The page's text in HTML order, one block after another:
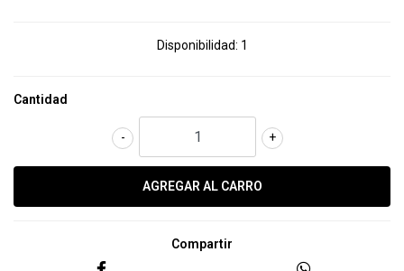
Disponibilidad: 1
Cantidad
+
-
Compartir